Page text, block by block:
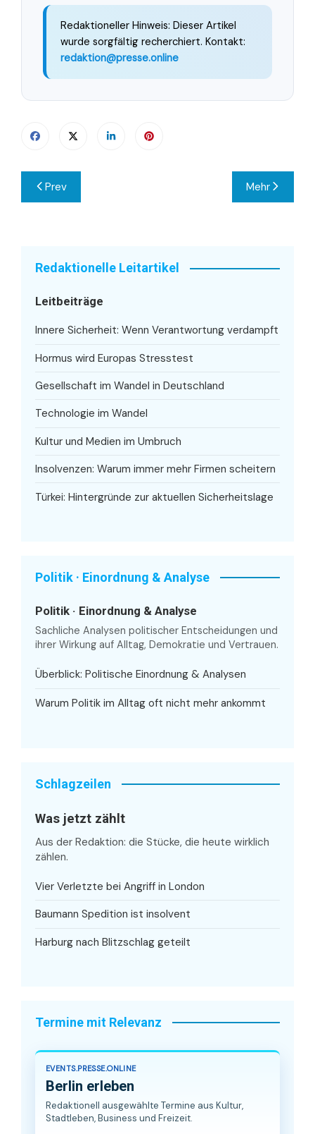
Redaktioneller Hinweis: Dieser Artikel
wurde sorgfältig recherchiert. Kontakt:
redaktion@presse.online
Beitragsnavigation
Prev Mehr
Redaktionelle Leitartikel
Leitbeiträge
Innere Sicherheit: Wenn Verantwortung verdampft
Hormus wird Europas Stresstest
Gesellschaft im Wandel in Deutschland
Technologie im Wandel
Kultur und Medien im Umbruch
Insolvenzen: Warum immer mehr Firmen scheitern
Türkei: Hintergründe zur aktuellen Sicherheitslage
Politik · Einordnung & Analyse
Politik · Einordnung & Analyse
Sachliche Analysen politischer Entscheidungen und
ihrer Wirkung auf Alltag, Demokratie und Vertrauen.
Überblick: Politische Einordnung & Analysen
Warum Politik im Alltag oft nicht mehr ankommt
Schlagzeilen
Was jetzt zählt
Aus der Redaktion: die Stücke, die heute wirklich
zählen.
Vier Verletzte bei Angriff in London
Baumann Spedition ist insolvent
Harburg nach Blitzschlag geteilt
Termine mit Relevanz
EVENTS.PRESSE.ONLINE
Berlin erleben
Redaktionell ausgewählte Termine aus Kultur,
Stadtleben, Business und Freizeit.